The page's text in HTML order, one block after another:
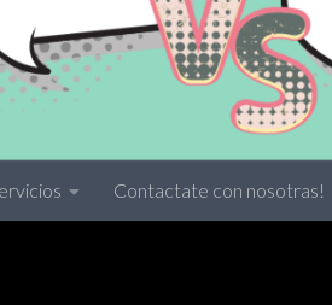
Contactate con nosotras!